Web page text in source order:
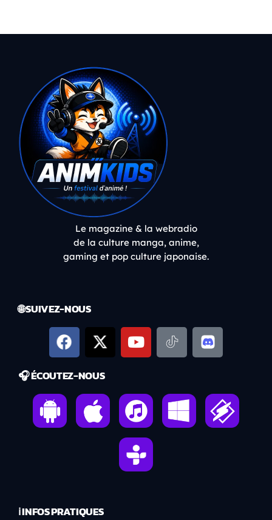
Le magazine & la webradio
de la culture manga, anime,
gaming et pop culture japonaise.
🌐 SUIVEZ-NOUS
🎧 ÉCOUTEZ-NOUS
ℹ️ INFOS PRATIQUES